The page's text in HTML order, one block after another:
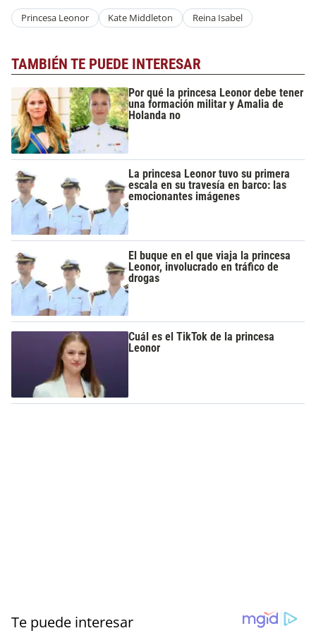
Princesa Leonor Kate Middleton Reina Isabel
TAMBIÉN TE PUEDE INTERESAR
Por qué la princesa Leonor debe tener
una formación militar y Amalia de
Holanda no
La princesa Leonor tuvo su primera
escala en su travesía en barco: las
emocionantes imágenes
El buque en el que viaja la princesa
Leonor, involucrado en tráfico de
drogas
Cuál es el TikTok de la princesa
Leonor